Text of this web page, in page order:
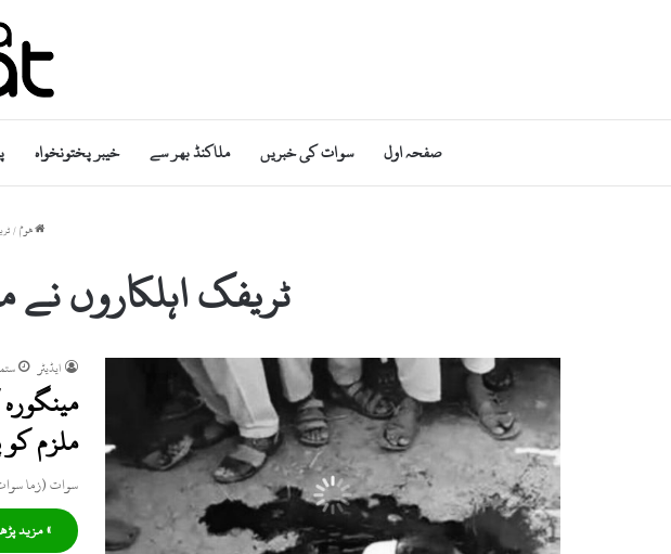
صفحہ اول سوات کی خبریں ملاکنڈ بھر سے خیبر پختونخواہ
ھوم /
ٹریفک اہلکاروں
ایڈیٹر ستمبر
ملزم
سوات (زما سوات ڈاٹ کام ، 04 ستمبر 2018ء) مینگورہ کے
» مزید